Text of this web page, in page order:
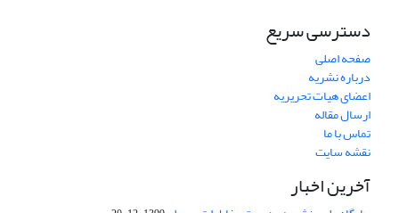
دسترسی سریع
صفحه اصلی
درباره نشریه
اعضای هیات تحریریه
ارسال مقاله
تماس با ما
نقشه سایت
آخرین اخبار